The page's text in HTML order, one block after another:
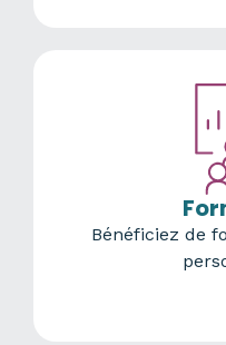
Bénéficiez de